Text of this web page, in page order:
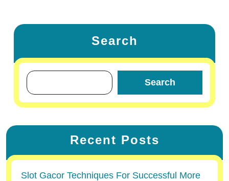
Search
Search
Recent Posts
Slot Gacor Techniques For Successful More